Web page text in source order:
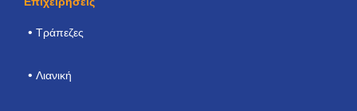
Τράπεζες
Λιανική